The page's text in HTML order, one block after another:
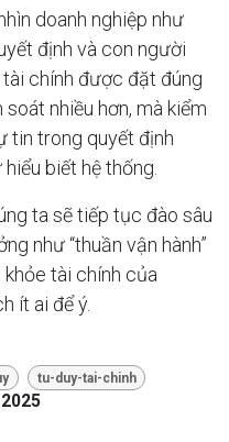
doanh nghiệp như
định và con người
tài chính được đặt đúng
nhiều hơn, mà kiểm
tin trong quyết định
biết hệ thống.
ta sẽ tiếp tục đào sâu
như “thuần vận hành”
tài chính của
ít ai để ý.
tu-duy-tai-chinh